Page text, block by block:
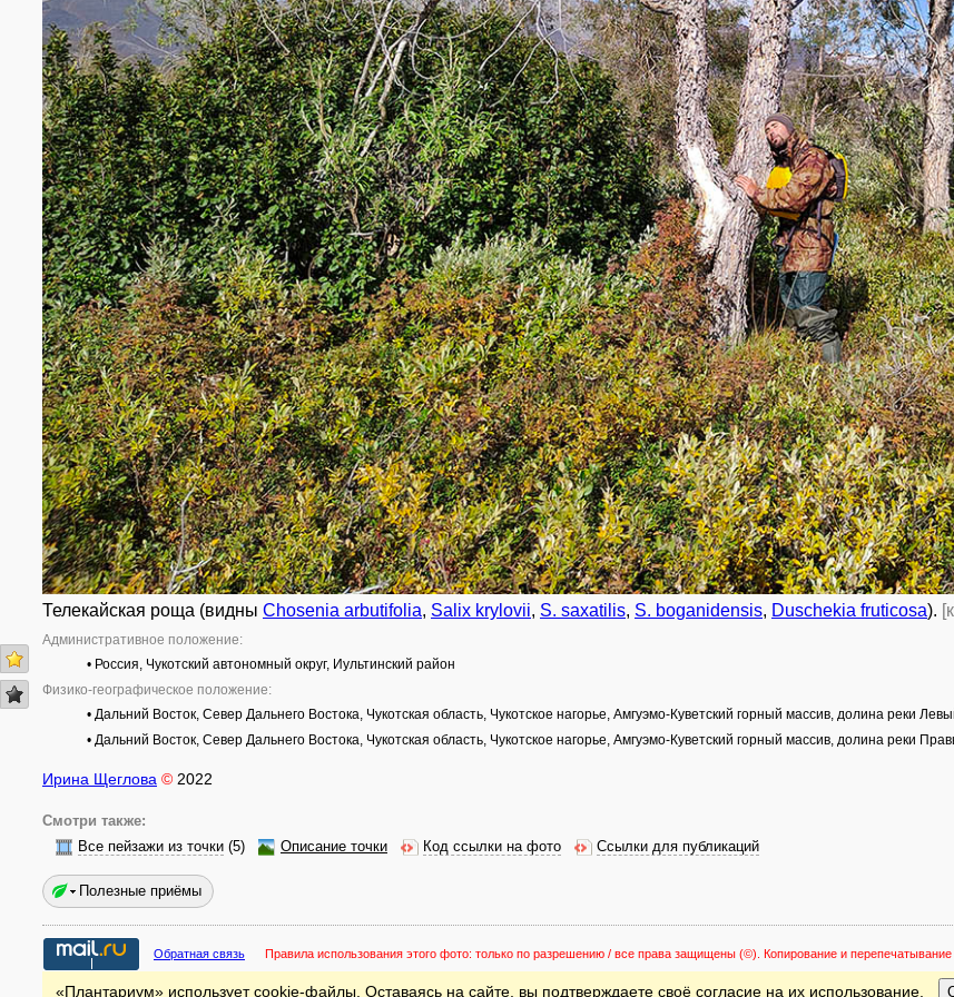
Телекайская роща (видны Chosenia arbutifolia, Salix krylovii, S. saxatilis, S. boganidensis, Duschekia fruticosa).
Административное положение:
• Россия, Чукотский автономный округ, Иультинский район
Физико-географическое положение:
• Дальний Восток, Север Дальнего Востока, Чукотская область, Чукотское нагорье, Амгуэмо-Куветский горный массив, долина реки
• Дальний Восток, Север Дальнего Востока, Чукотская область, Чукотское нагорье, Амгуэмо-Куветский горный массив, долина реки
Ирина Щеглова © 2022
Смотри также:
Все пейзажи из точки (5) Описание точки Код ссылки на фото Ссылки для публикаций
Полезные приёмы
Обратная связь Правила использования этого фото: только по разрешению / все права защищены (©). Копирование и
«Плантариум» использует cookie-файлы. Оставаясь на сайте, вы подтверждаете своё согласие на их использование.